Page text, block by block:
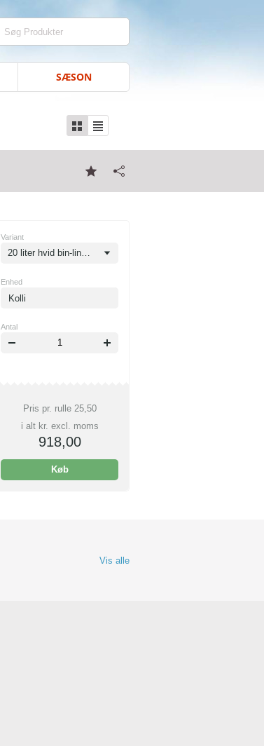
SÆSON
Variant
20 liter hvid bin-line pose 10 my
Enhed
Kolli
Antal
Pris pr. rulle 25,50
i alt kr. excl. moms
918,00
Køb
Vis alle